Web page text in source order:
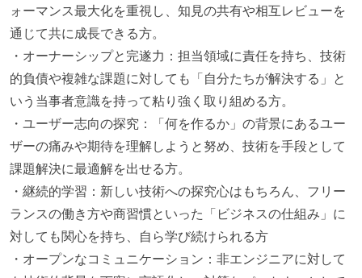
ォーマンス最大化を重視し、知見の共有や相互レビューを
通じて共に成長できる方。
・オーナーシップと完遂力：担当領域に責任を持ち、技術
的負債や複雑な課題に対しても「自分たちが解決する」と
いう当事者意識を持って粘り強く取り組める方。
・ユーザー志向の探究：「何を作るか」の背景にあるユー
ザーの痛みや期待を理解しようと努め、技術を手段として
課題解決に最適解を出せる方。
・継続的学習：新しい技術への探究心はもちろん、フリー
ランスの働き方や商習慣といった「ビジネスの仕組み」に
対しても関心を持ち、自ら学び続けられる方
・オープンなコミュニケーション：非エンジニアに対して